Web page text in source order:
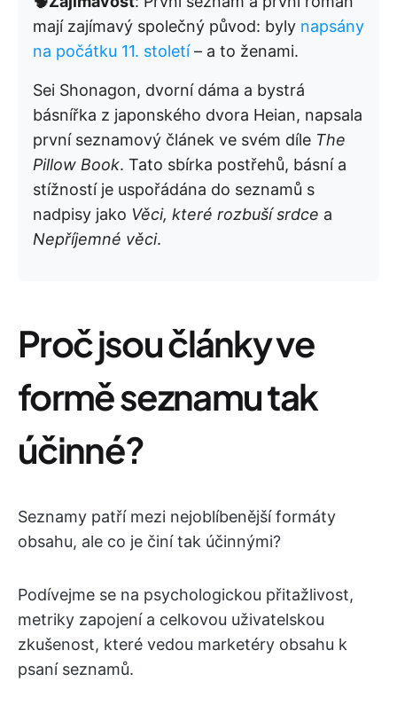
mají zajímavý společný původ: byly napsány
na počátku 11. století– a to ženami.
Sei Shonagon, dvorní dáma a bystrá
básnířka z japonského dvora Heian, napsala
první seznamový článek ve svém díle The
Pillow Book. Tato sbírka postřehů, básní a
stížností je uspořádána do seznamů s
nadpisy jako Věci, které rozbuší srdce a
Nepříjemné věci.
Proč jsou články ve
formě seznamu tak
účinné?
Seznamy patří mezi nejoblíbenější formáty
obsahu, ale co je činí tak účinnými?
Podívejme se na psychologickou přitažlivost,
metriky zapojení a celkovou uživatelskou
zkušenost, které vedou marketéry obsahu k
psaní seznamů.